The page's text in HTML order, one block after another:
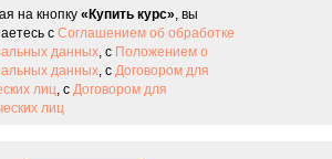
на кнопку «Купить курс», вы
с Соглашением об обработке
данных, с Положением о
данных, с Договором для
лиц, с Договором для
лиц